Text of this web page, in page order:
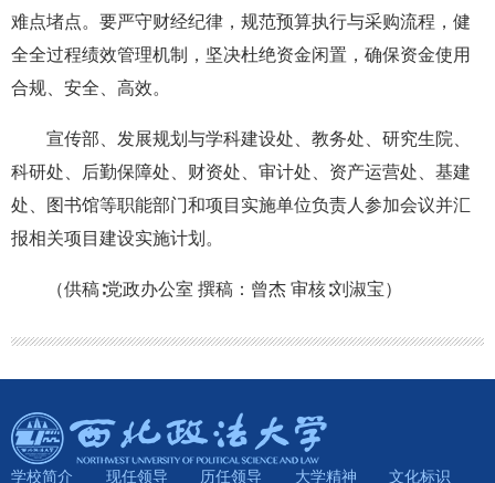
难点堵点。要严守财经纪律，规范预算执行与采购流程，健
全全过程绩效管理机制，坚决杜绝资金闲置，确保资金使用
合规、安全、高效。
宣传部、发展规划与学科建设处、教务处、研究生院、
科研处、后勤保障处、财资处、审计处、资产运营处、基建
处、图书馆等职能部门和项目实施单位负责人参加会议并汇
报相关项目建设实施计划。
（供稿∶党政办公室 撰稿：曾杰 审核∶刘淑宝）
学校简介 现任领导 历任领导 大学精神 文化标识